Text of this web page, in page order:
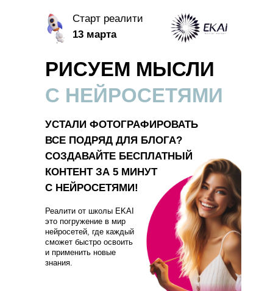
Старт реалити
13 марта
РИСУЕМ МЫСЛИ
С НЕЙРОСЕТЯМИ
УСТАЛИ ФОТОГРАФИРОВАТЬ
ВСЕ ПОДРЯД ДЛЯ БЛОГА?
СОЗДАВАЙТЕ БЕСПЛАТНЫЙ
КОНТЕНТ ЗА 5 МИНУТ
С НЕЙРОСЕТЯМИ!
Реалити от школы EKAI
это погружение в мир
нейросетей, где каждый
сможет быстро освоить
и применить новые
знания.